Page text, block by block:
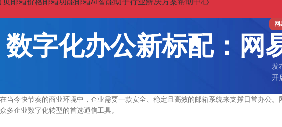
页邮箱价格邮箱功能邮箱AI智能助手行业解决方案帮助中心
网
数字化办公新标配：网
发
开
在当今快节奏的商业环境中，企业需要一款安全、稳定且高效的邮箱系统来支撑日常办公
众多企业数字化转型的首选通信工具。